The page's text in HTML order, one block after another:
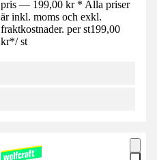
pris — 199,00 kr * Alla priser
är inkl. moms och exkl.
fraktkostnader. per st199,00
kr*/ st